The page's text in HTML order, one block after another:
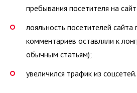
пребывания посетителя на
лояльность посетителей
комментариев оставляли к
обычным статьям);
увеличился трафик из соцсетей.